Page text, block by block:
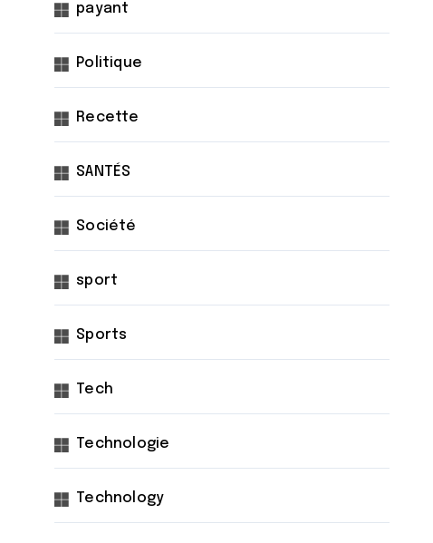
payant
Politique
Recette
SANTÉS
Société
sport
Sports
Tech
Technologie
Technology